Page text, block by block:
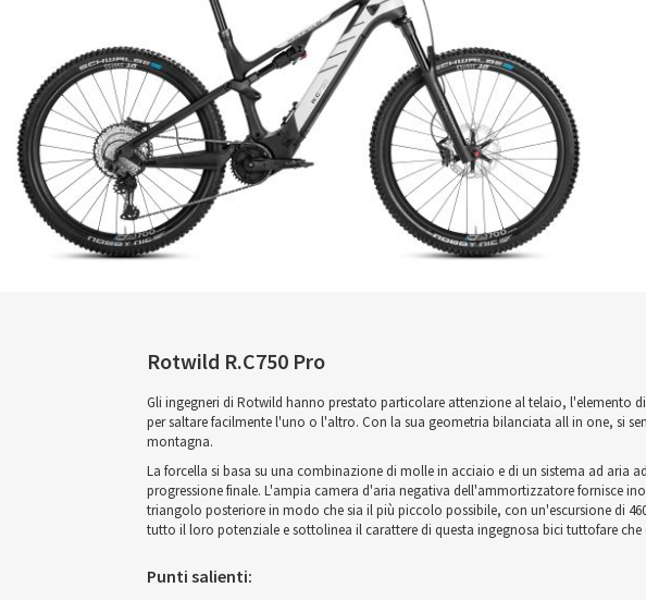
Rotwild R.C750 Pro
Gli ingegneri di Rotwild hanno prestato particolare attenzione al telaio, l'elemento
per saltare facilmente l'uno o l'altro. Con la sua geometria bilanciata all in one, si
montagna.
La forcella si basa su una combinazione di molle in acciaio e di un sistema ad aria
progressione finale. L'ampia camera d'aria negativa dell'ammortizzatore fornisce
triangolo posteriore in modo che sia il più piccolo possibile, con un'escursione di
tutto il loro potenziale e sottolinea il carattere di questa ingegnosa bici tuttofare che
Punti salienti: